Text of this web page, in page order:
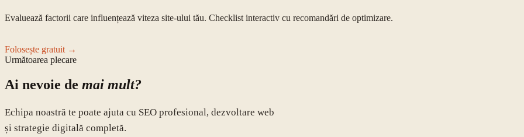
Evaluează factorii care influențează viteza site-ului tău. Checklist interactiv cu recomandări de optimizare.
Folosește gratuit →
Următoarea plecare
Ai nevoie de mai mult?
Echipa noastră te poate ajuta cu SEO profesional, dezvoltare web
și strategie digitală completă.